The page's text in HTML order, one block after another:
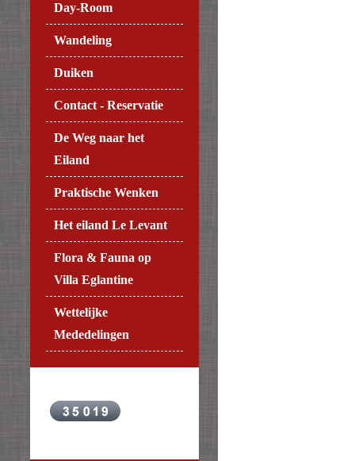
Day-Room
Wandeling
Duiken
Contact - Reservatie
De Weg naar het
Eiland
Praktische Wenken
Het eiland Le Levant
Flora & Fauna op
Villa Eglantine
Wettelijke
Mededelingen